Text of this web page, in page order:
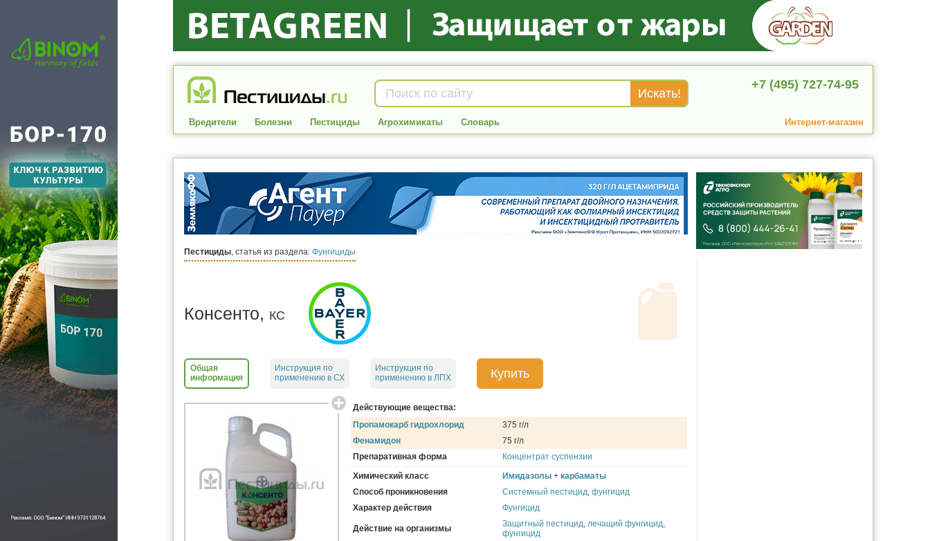
+7 (495) 727-74-95
Вредители Болезни Пестициды Агрохимикаты Словарь Интернет-магазин
Пестициды, статья из раздела: Фунгициды
Консенто, КС
Общая
информация
Инструкция по
применению в СХ
Инструкция по
применению в ЛПХ
Купить
Действующие вещества:
Пропамокарб гидрохлорид
375 г/л
Фенамидон
75 г/л
Препаративная форма
Концентрат суспензии
Химический класс
Имидазолы + карбаматы
Способ проникновения
Системный пестицид, фунгицид
Характер действия
Фунгицид
Действие на организмы Защитный пестицид, лечащий фунгицид,
фунгицид